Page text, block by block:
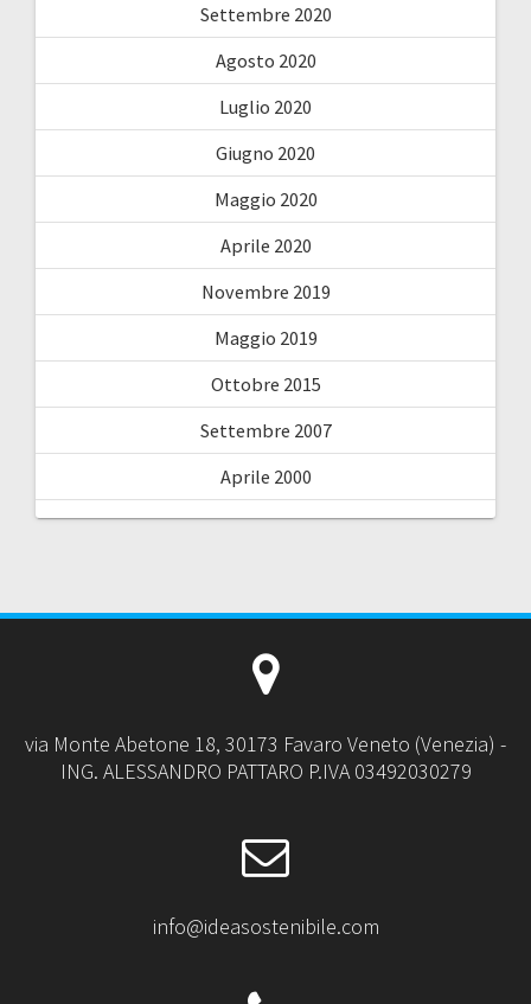
Settembre 2020
Agosto 2020
Luglio 2020
Giugno 2020
Maggio 2020
Aprile 2020
Novembre 2019
Maggio 2019
Ottobre 2015
Settembre 2007
Aprile 2000
via Monte Abetone 18, 30173 Favaro Veneto (Venezia) -
ING. ALESSANDRO PATTARO P.IVA 03492030279
info@ideasostenibile.com